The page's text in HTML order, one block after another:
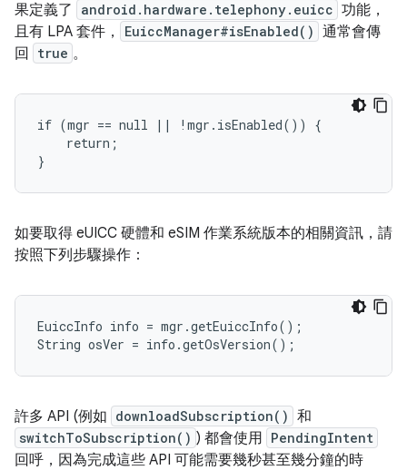
果定義了
android.hardware.telephony.euicc 功能，
且有 LPA 套件，
EuiccManager#isEnabled() 通常會傳
回
true 。
if (mgr == null || !mgr.isEnabled()) {
    return;
如要取得 eUICC 硬體和 eSIM 作業系統版本的相關資訊，請
按照下列步驟操作：
EuiccInfo info = mgr.getEuiccInfo();
許多 API (例如 downloadSubscription() 和
switchToSubscription() ) 都會使用 PendingIntent
回呼，因為完成這些 API 可能需要幾秒甚至幾分鐘的時